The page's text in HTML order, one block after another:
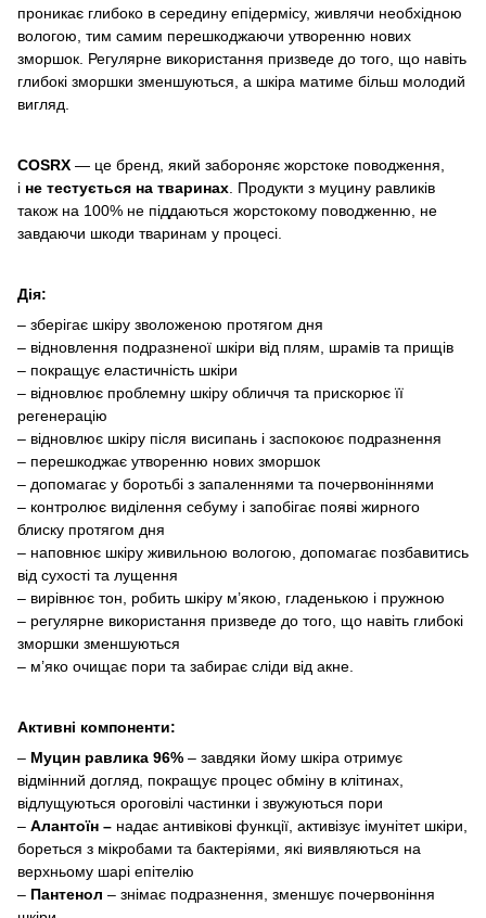
проникає глибоко в середину епідермісу, живлячи необхідною
вологою, тим самим перешкоджаючи утворенню нових
зморшок. Регулярне використання призведе до того, що навіть
глибокі зморшки зменшуються, а шкіра матиме більш молодий
вигляд.
COSRX — це бренд, який забороняє жорстоке поводження,
і не тестується на тваринах . Продукти з муцину равликів
також на 100% не піддаються жорстокому поводженню, не
завдаючи шкоди тваринам у процесі.
Дія:
– зберігає шкіру зволоженою протягом дня
– відновлення подразненої шкіри від плям, шрамів та прищів
– покращує еластичність шкіри
– відновлює проблемну шкіру обличчя та прискорює її
регенерацію
– відновлює шкіру після висипань і заспокоює подразнення
– перешкоджає утворенню нових зморшок
– допомагає у боротьбі з запаленнями та почервоніннями
– контролює виділення себуму і запобігає появі жирного
блиску протягом дня
– наповнює шкіру живильною вологою, допомагає позбавитись
від сухості та лущення
– вирівнює тон, робить шкіру м’якою, гладенькою і пружною
– регулярне використання призведе до того, що навіть глибокі
зморшки зменшуються
– м’яко очищає пори та забирає сліди від акне.
Активні компоненти:
– Муцин равлика 96% – завдяки йому шкіра отримує
відмінний догляд, покращує процес обміну в клітинах,
відлущуються ороговілі частинки і звужуються пори
– Алантоїн – надає антивікові функції, активізує імунітет шкіри,
бореться з мікробами та бактеріями, які виявляються на
верхньому шарі епітелію
– Пантенол – знімає подразнення, зменшує почервоніння